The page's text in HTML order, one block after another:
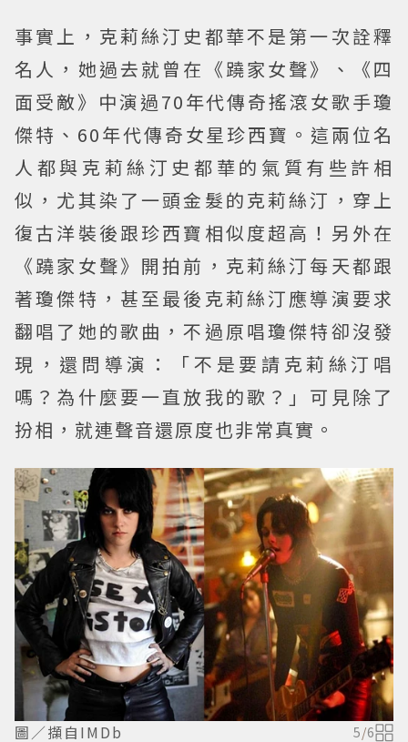
事實上，克莉絲汀史都華不是第一次詮釋
名人，她過去就曾在《蹺家女聲》、《四
面受敵》中演過70年代傳奇搖滾女歌手瓊
傑特、60年代傳奇女星珍西寶。這兩位名
人都與克莉絲汀史都華的氣質有些許相
似，尤其染了一頭金髮的克莉絲汀，穿上
復古洋裝後跟珍西寶相似度超高！另外在
《蹺家女聲》開拍前，克莉絲汀每天都跟
著瓊傑特，甚至最後克莉絲汀應導演要求
翻唱了她的歌曲，不過原唱瓊傑特卻沒發
現，還問導演：「不是要請克莉絲汀唱
嗎？為什麼要一直放我的歌？」可見除了
扮相，就連聲音還原度也非常真實。
圖／擷自IMDb 5/6